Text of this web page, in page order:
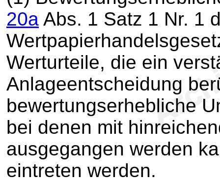
20a Abs. 1 Satz 1 Nr. 1
Werturteile, die ein
Anlageentscheidung
bewertungserhebliche
bei denen mit
ausgegangen werden
eintreten werden.